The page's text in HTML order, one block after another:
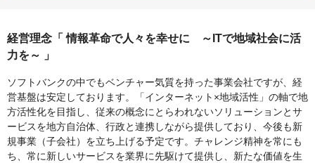
経営理念「 情報革命で人々を幸せに ～ITで地域社会に活
力を～ 」
ソフトバンクの中でもベンチャー気質を持った事業会社ですが、経
営基盤は安定しております。「インターネット×地域活性」の軸で地
⽅活性化を⽬指し、従来の概念にとらわれないソリューションとサ
ービスを地⽅⾃治体、⾏政と連携しながら提供しており、今後も新
規事業（⼦会社）を⽴ち上げる予定です。チャレンジ精神を常にも
ち、常に新しいサービスを業界に先駆けて提供し、新たな価値を⽣